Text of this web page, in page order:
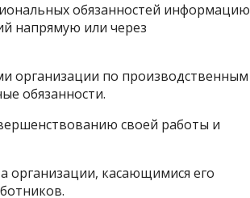
обязанностей информацию
напрямую или через
организации по производственным
обязанности.
своей работы и
организации, касающимися его